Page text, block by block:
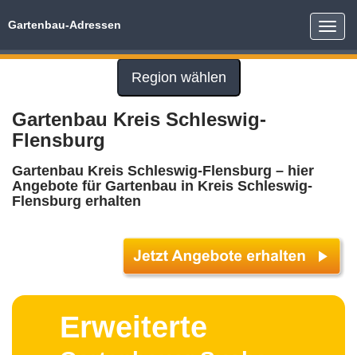
Toggle
Gartenbau-Adressen
Region wählen
Gartenbau Kreis Schleswig-
Flensburg
Gartenbau Kreis Schleswig-Flensburg – hier
Angebote für Gartenbau in Kreis Schleswig-
Flensburg erhalten
Erweiterte